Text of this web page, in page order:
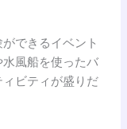
できるイベント
風船を使ったバ
ビティが盛りだ